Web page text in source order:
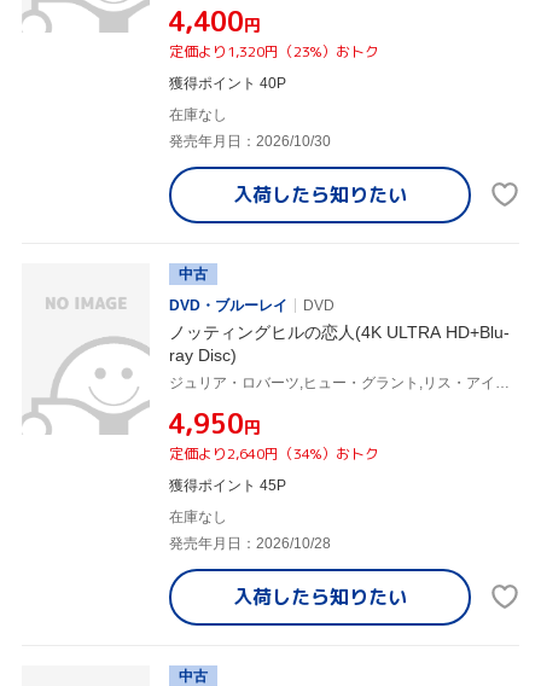
¥4,400円
定価より1,320円（23%）おトク
獲得ポイント 40P
在庫なし
発売年月日：2026/10/30
入荷したら知りたい
中古
DVD・ブルーレイ
DVD
ノッティングヒルの恋人(4K ULTRA HD+Blu-
ray Disc)
¥4,950円
定価より2,640円（34%）おトク
獲得ポイント 45P
在庫なし
発売年月日：2026/10/28
入荷したら知りたい
中古